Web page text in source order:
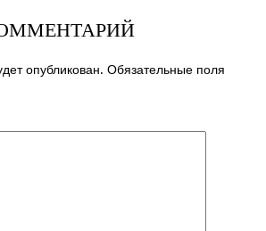
опубликован. Обязательные поля